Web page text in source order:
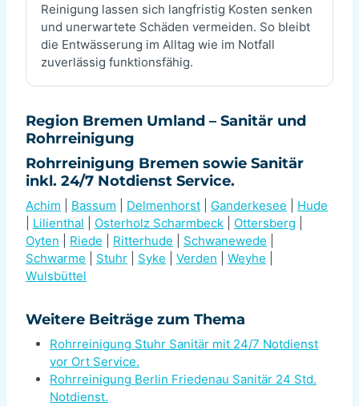
Reinigung lassen sich langfristig Kosten senken
und unerwartete Schäden vermeiden. So bleibt
die Entwässerung im Alltag wie im Notfall
zuverlässig funktionsfähig.
Region Bremen Umland – Sanitär und
Rohrreinigung
Rohrreinigung Bremen sowie Sanitär
inkl. 24/7 Notdienst Service.
Achim Bassum Delmenhorst Ganderkesee
Hude
Lilienthal Osterholz Scharmbeck Ottersberg
Oyten
Riede Ritterhude Schwanewede
Schwarme
Stuhr Syke Verden Weyhe
Wulsbüttel
Weitere Beiträge zum Thema
Rohrreinigung Stuhr Sanitär mit 24/7 Notdienst
vor Ort Service.
Rohrreinigung Berlin Friedenau Sanitär 24 Std.
Notdienst.